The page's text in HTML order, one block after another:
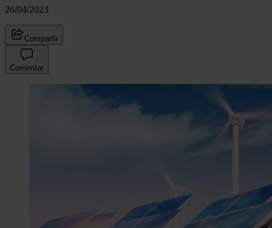
26/04/2023
Compartir
Comentar